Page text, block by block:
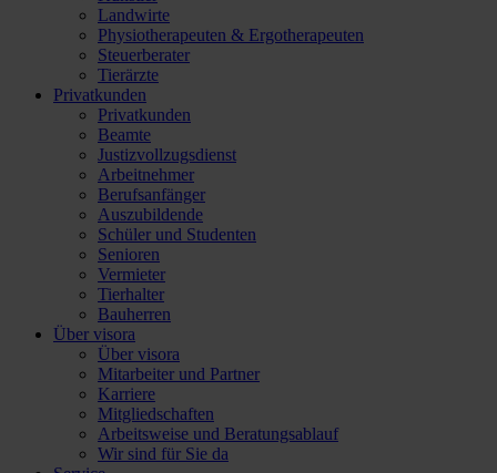
Landwirte
Physiotherapeuten & Ergotherapeuten
Steuerberater
Tierärzte
Privatkunden
Privatkunden
Beamte
Justizvollzugsdienst
Arbeitnehmer
Berufsanfänger
Auszubildende
Schüler und Studenten
Senioren
Vermieter
Tierhalter
Bauherren
Über visora
Über visora
Mitarbeiter und Partner
Karriere
Mitgliedschaften
Arbeitsweise und Beratungsablauf
Wir sind für Sie da